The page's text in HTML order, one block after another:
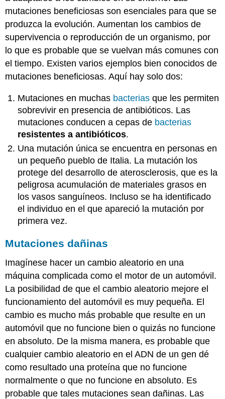
mutaciones beneficiosas son esenciales para que se
produzca la evolución. Aumentan los cambios de
supervivencia o reproducción de un organismo, por
lo que es probable que se vuelvan más comunes con
el tiempo. Existen varios ejemplos bien conocidos de
mutaciones beneficiosas. Aquí hay solo dos:
Mutaciones en muchas bacterias que les permiten
sobrevivir en presencia de antibióticos. Las
mutaciones conducen a cepas de bacterias
resistentes a antibióticos.
Una mutación única se encuentra en personas en
un pequeño pueblo de Italia. La mutación los
protege del desarrollo de aterosclerosis, que es la
peligrosa acumulación de materiales grasos en
los vasos sanguíneos. Incluso se ha identificado
el individuo en el que apareció la mutación por
primera vez.
Mutaciones dañinas
Imagínese hacer un cambio aleatorio en una
máquina complicada como el motor de un automóvil.
La posibilidad de que el cambio aleatorio mejore el
funcionamiento del automóvil es muy pequeña. El
cambio es mucho más probable que resulte en un
automóvil que no funcione bien o quizás no funcione
en absoluto. De la misma manera, es probable que
cualquier cambio aleatorio en el ADN de un gen dé
como resultado una proteína que no funcione
normalmente o que no funcione en absoluto. Es
probable que tales mutaciones sean dañinas. Las